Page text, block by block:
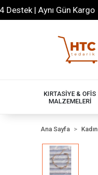
| Aynı Gün Kargo
KIRTASİYE & OFİS
MALZEMELERİ
Ana Sayfa Kadın